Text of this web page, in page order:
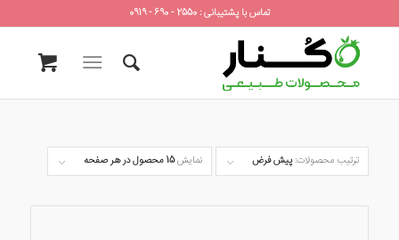
تماس با پشتیبانی : 2550 - 690 - 0919
ترتیب محصولات:پیش فرض نمایش15 محصول در هر صفحه